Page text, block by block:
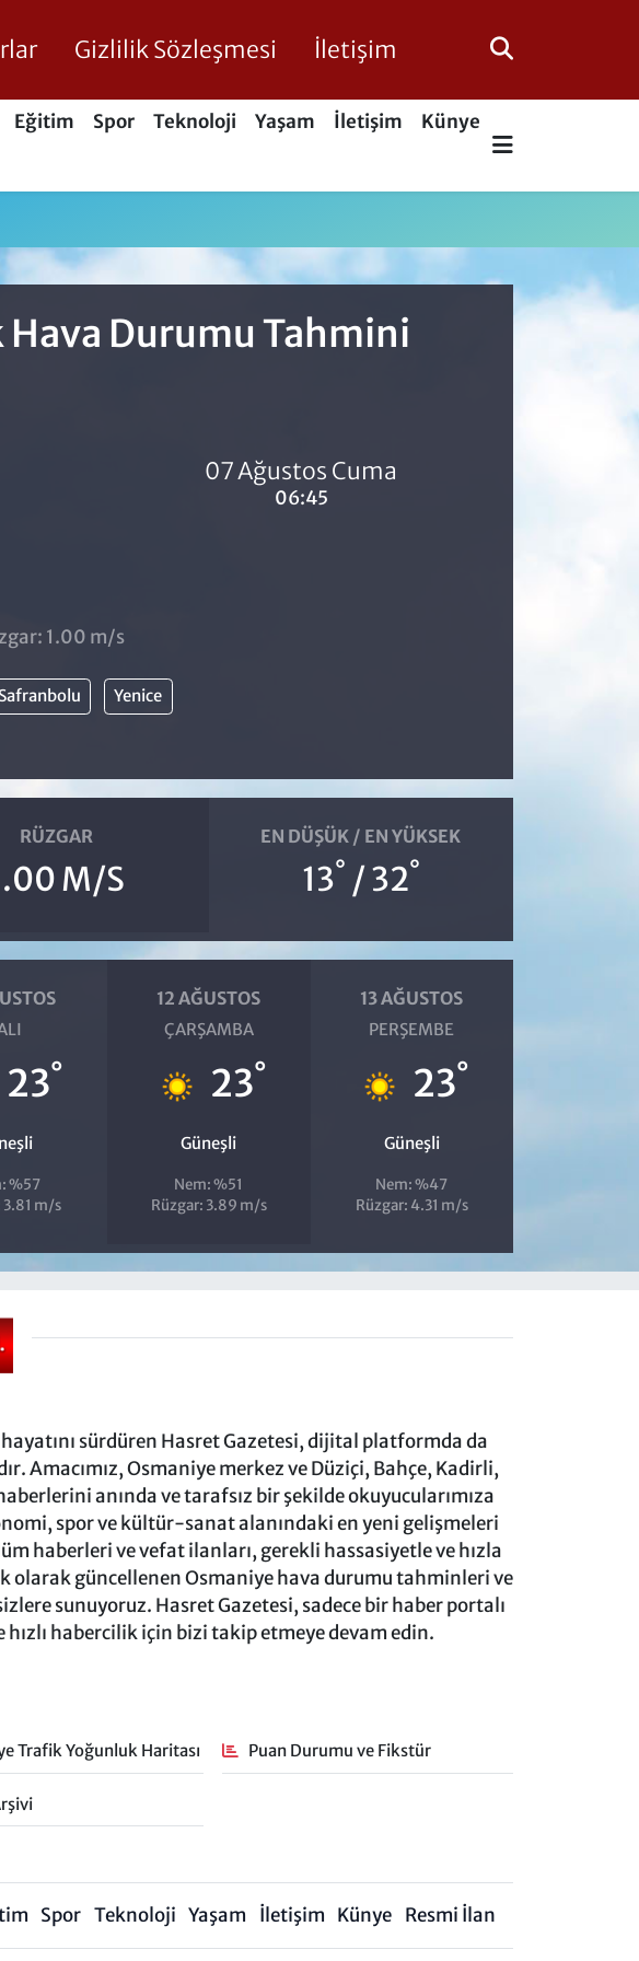
Gizlilik Sözleşmesi İletişim
Eğitim Spor Teknoloji Yaşam İletişim
Künye
Hava Durumu Tahmini
07 Ağustos Cuma
06:45
1.00 m/s
Safranbolu Yenice
RÜZGAR
M/S
EN DÜŞÜK / EN YÜKSEK
13° / 32°
23°
%57
3.81 m/s
12 AĞUSTOS
ÇARŞAMBA
23°
Güneşli
Nem: %51
Rüzgar: 3.89 m/s
13 AĞUSTOS
PERŞEMBE
23°
Güneşli
Nem: %47
Rüzgar: 4.31 m/s
sürdüren Hasret Gazetesi, dijital platformda da
Amacımız, Osmaniye merkez ve Düziçi, Bahçe, Kadirli,
anında ve tarafsız bir şekilde okuyucularımıza
spor ve kültür-sanat alanındaki en yeni gelişmeleri
haberleri ve vefat ilanları, gerekli hassasiyetle ve hızla
olarak güncellenen Osmaniye hava durumu tahminleri ve
sunuyoruz. Hasret Gazetesi, sadece bir haber portalı
habercilik için bizi takip etmeye devam edin.
Trafik Yoğunluk Haritası Puan Durumu ve Fikstür
Spor Teknoloji Yaşam İletişim Künye Resmi İlan